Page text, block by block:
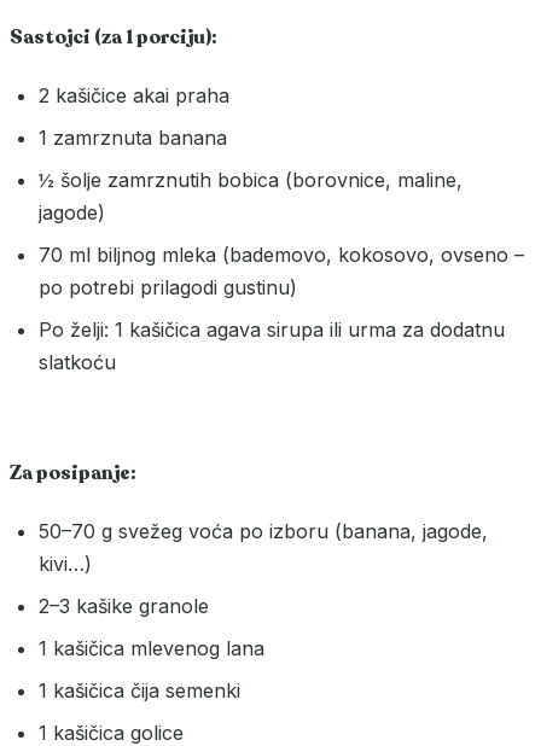
Sastojci (za 1 porciju):
2 kašičice akai praha
1 zamrznuta banana
½ šolje zamrznutih bobica (borovnice, maline,
jagode)
70 ml biljnog mleka (bademovo, kokosovo, ovseno –
po potrebi prilagodi gustinu)
Po želji: 1 kašičica agava sirupa ili urma za dodatnu
slatkoću
Za posipanje:
50–70 g svežeg voća po izboru (banana, jagode,
kivi…)
2–3 kašike granole
1 kašičica mlevenog lana
1 kašičica čija semenki
1 kašičica golice